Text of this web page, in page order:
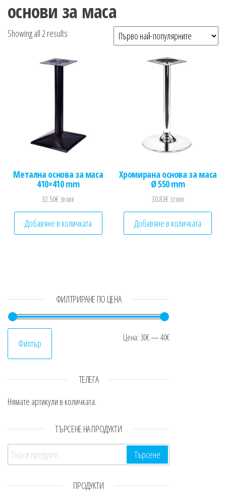
основи за маса
Showing all 2 results Sorted by popularity
Метална основа за маса
410×410 mm
32.50€ 39.00€
Добавяне в количката
Хромирана основа за маса
Ø 550 mm
30.83€ 37.00€
Добавяне в количката
ФИЛТРИРАНЕ ПО ЦЕНА
Минимална
Максимална
Филтър Цена: 30€—40€
ТЕЛЕГА
Нямате артикули в количката.
ТЪРСЕНЕ НА ПРОДУКТИ
Търсене за:
Търсене
ПРОДУКТИ